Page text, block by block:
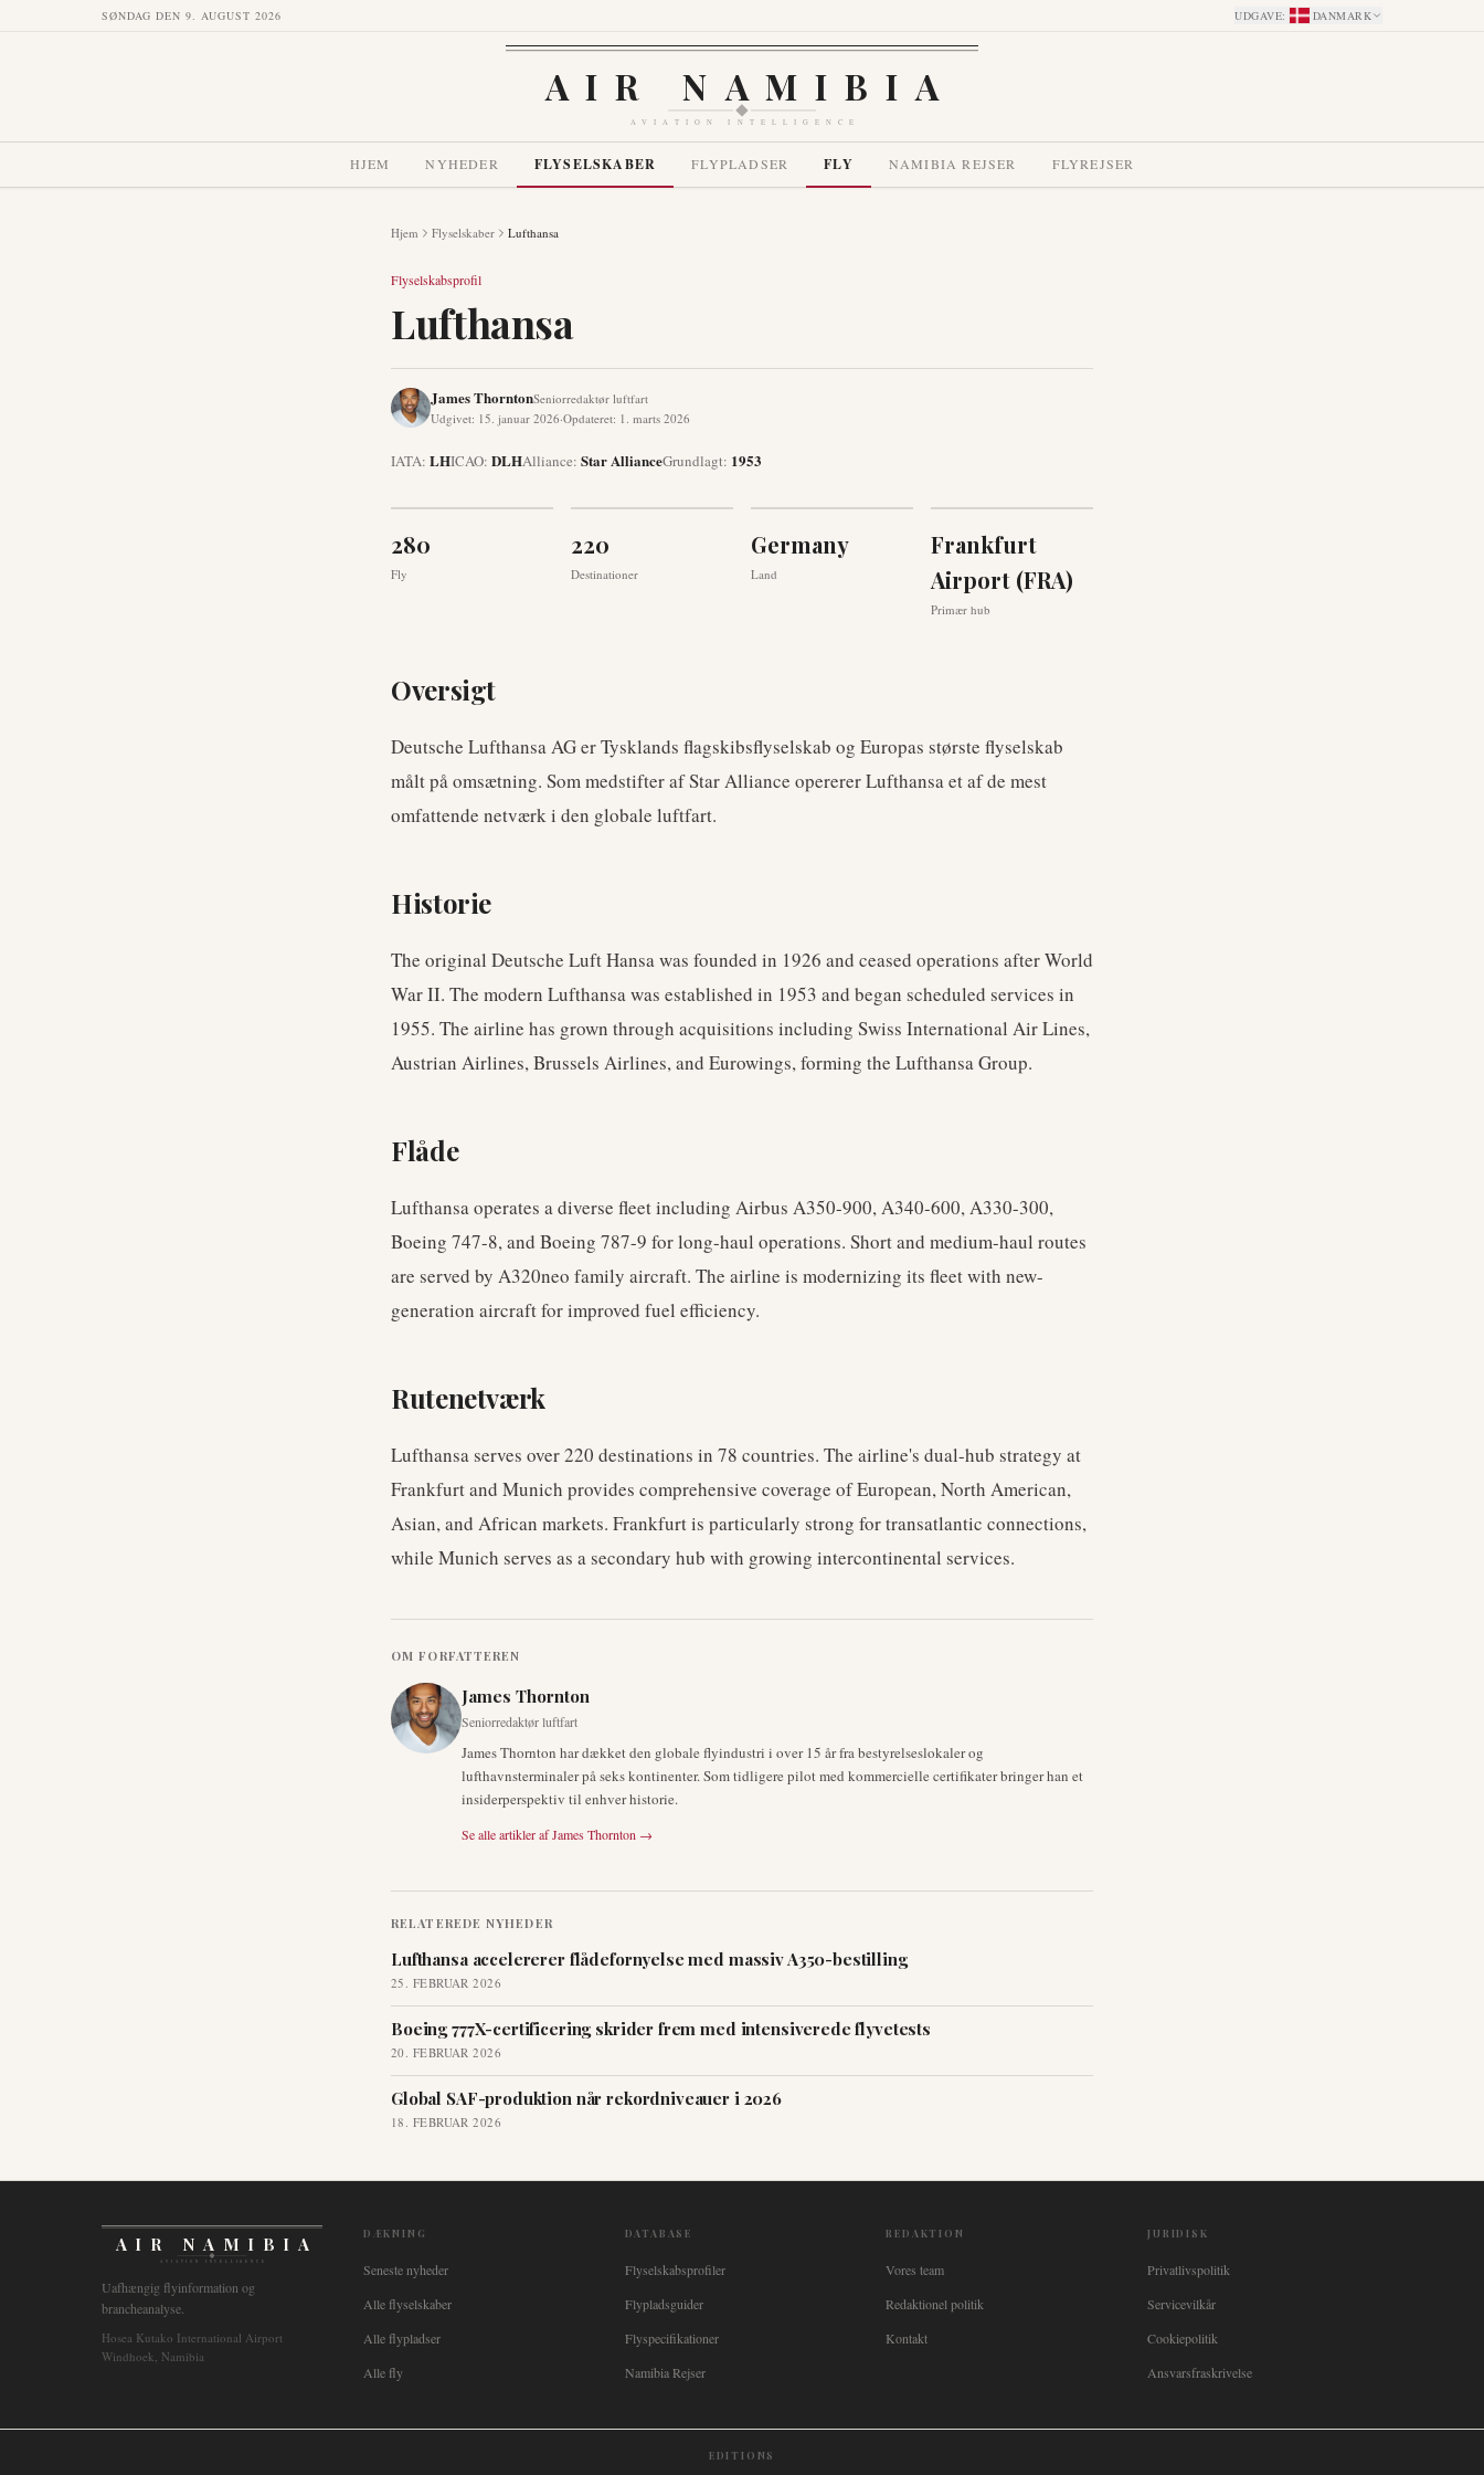
SØNDAG DEN 9. AUGUST 2026 UDGAVE: DANMARK
AIR NAMIBIA
AVIATION INTELLIGENCE
HJEM NYHEDER FLYSELSKABER FLYPLADSER FLY NAMIBIA REJSER FLYREJSER
Hjem Flyselskaber Lufthansa
Flyselskabsprofil
Lufthansa
James ThorntonSeniorredaktør luftfart
Udgivet: 15. januar 2026·Opdateret: 1. marts 2026
IATA: LHICAO: DLHAlliance: Star AllianceGrundlagt: 1953
280
Fly
220
Destinationer
Germany
Land
Frankfurt
Airport (FRA)
Primær hub
Oversigt
Deutsche Lufthansa AG er Tysklands flagskibsflyselskab og Europas største flyselskab
målt på omsætning. Som medstifter af Star Alliance opererer Lufthansa et af de mest
omfattende netværk i den globale luftfart.
Historie
The original Deutsche Luft Hansa was founded in 1926 and ceased operations after World
War II. The modern Lufthansa was established in 1953 and began scheduled services in
1955. The airline has grown through acquisitions including Swiss International Air Lines,
Austrian Airlines, Brussels Airlines, and Eurowings, forming the Lufthansa Group.
Flåde
Lufthansa operates a diverse fleet including Airbus A350-900, A340-600, A330-300,
Boeing 747-8, and Boeing 787-9 for long-haul operations. Short and medium-haul routes
are served by A320neo family aircraft. The airline is modernizing its fleet with new-
generation aircraft for improved fuel efficiency.
Rutenetværk
Lufthansa serves over 220 destinations in 78 countries. The airline's dual-hub strategy at
Frankfurt and Munich provides comprehensive coverage of European, North American,
Asian, and African markets. Frankfurt is particularly strong for transatlantic connections,
while Munich serves as a secondary hub with growing intercontinental services.
OM FORFATTEREN
James Thornton
Seniorredaktør luftfart
James Thornton har dækket den globale flyindustri i over 15 år fra bestyrelseslokaler og
lufthavnsterminaler på seks kontinenter. Som tidligere pilot med kommercielle certifikater bringer han et
insiderperspektiv til enhver historie.
Se alle artikler afJames Thornton →
RELATEREDE NYHEDER
Lufthansa accelererer flådefornyelse med massiv A350-bestilling
25. FEBRUAR 2026
Boeing 777X-certificering skrider frem med intensiverede flyvetests
20. FEBRUAR 2026
Global SAF-produktion når rekordniveauer i 2026
18. FEBRUAR 2026
AIR NAMIBIA
AVIATION INTELLIGENCE
Uafhængig flyinformation og
brancheanalyse.
Hosea Kutako International Airport
Windhoek, Namibia
DÆKNING
Seneste nyheder
Alle flyselskaber
Alle flypladser
Alle fly
DATABASE
Flyselskabsprofiler
Flypladsguider
Flyspecifikationer
Namibia Rejser
REDAKTION
Vores team
Redaktionel politik
Kontakt
JURIDISK
Privatlivspolitik
Servicevilkår
Cookiepolitik
Ansvarsfraskrivelse
EDITIONS